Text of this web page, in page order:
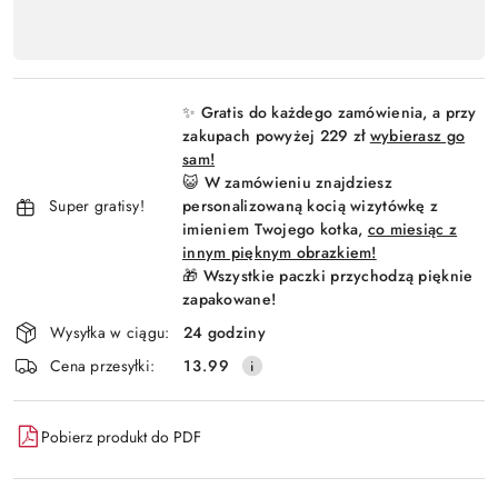
płatność
Super gratisy!
✨ Gratis do każdego zamówienia, a przy
zakupach powyżej 229 zł wybierasz go
sam!
😺 W zamówieniu znajdziesz
personalizowaną kocią wizytówkę z
imieniem Twojego kotka, co miesiąc z
innym pięknym obrazkiem!
🎁 Wszystkie paczki przychodzą pięknie
zapakowane!
Wysyłka w ciągu:
24 godziny
Cena przesyłki:
13.99
Pobierz produkt do PDF